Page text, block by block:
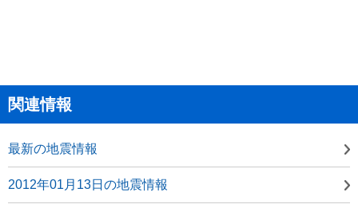
関連情報
最新の地震情報
2012年01月13日の地震情報